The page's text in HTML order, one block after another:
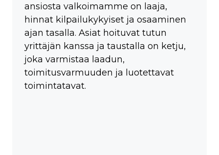
ansiosta valkoimamme on laaja,
hinnat kilpailukykyiset ja osaaminen
ajan tasalla. Asiat hoituvat tutun
yrittäjän kanssa ja taustalla on ketju,
joka varmistaa laadun,
toimitusvarmuuden ja luotettavat
toimintatavat.